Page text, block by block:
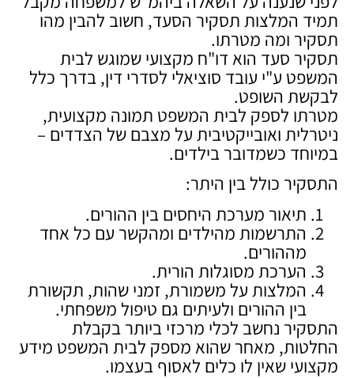
תמיד המלצות תסקיר הסעד, חשוב להבין מהו
תסקיר ומה מטרתו.
תסקיר סעד הוא דו"ח מקצועי שמוגש לבית
המשפט ע"י עובד סוציאלי לסדרי דין, בדרך כלל
לבקשת השופט.
מטרתו לספק לבית המשפט תמונה מקצועית,
ניטרלית ואובייקטיבית על מצבם של הצדדים –
במיוחד כשמדובר בילדים.
התסקיר כולל בין היתר:
תיאור מערכת היחסים בין ההורים.
התרשמות מהילדים ומהקשר עם כל אחד
מההורים.
הערכת מסוגלות הורית.
המלצות על משמורת, זמני שהות, תקשורת
בין ההורים ולעיתים גם טיפול משפחתי.
התסקיר נחשב לכלי מרכזי ביותר בקבלת
החלטות, מאחר שהוא מספק לבית המשפט מידע
מקצועי שאין לו כלים לאסוף בעצמו.